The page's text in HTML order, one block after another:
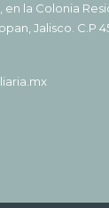
en la Colonia
Jalisco. C.P